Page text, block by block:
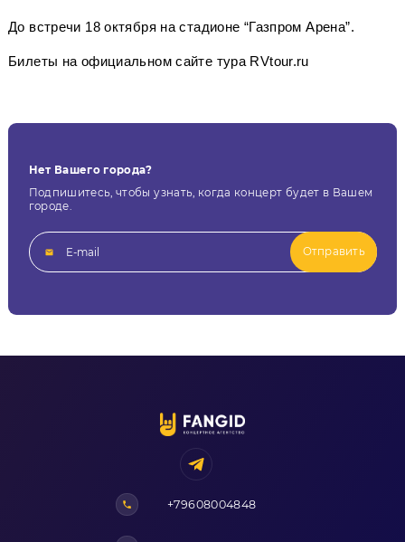
До встречи 18 октября на стадионе “Газпром Арена”.
Билеты на официальном сайте тура RVtour.ru
Нет Вашего города?
Подпишитесь, чтобы узнать, когда концерт будет в Вашем
городе.
Отправить
+79608004848